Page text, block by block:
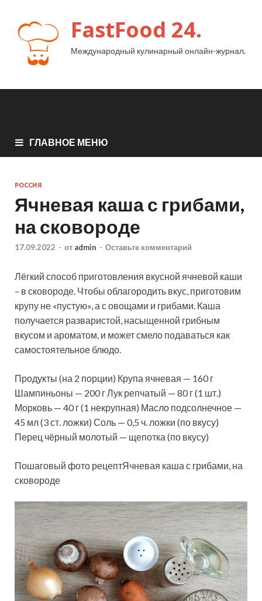
FastFood 24.
Международный кулинарный онлайн-журнал.
ГЛАВНОЕ МЕНЮ
РОССИЯ
Ячневая каша с грибами,
на сковороде
17.09.2022 - от admin - Оставьте комментарий
Лёгкий способ приготовления вкусной ячневой каши
– в сковороде. Чтобы облагородить вкус, приготовим
крупу не «пустую», а с овощами и грибами. Каша
получается разваристой, насыщенной грибным
вкусом и ароматом, и может смело подаваться как
самостоятельное блюдо.
Продукты (на 2 порции) Крупа ячневая — 160 г
Шампиньоны — 200 г Лук репчатый — 80 г (1 шт.)
Морковь — 40 г (1 некрупная) Масло подсолнечное —
45 мл (3 ст. ложки) Соль — 0,5 ч. ложки (по вкусу)
Перец чёрный молотый — щепотка (по вкусу)
Пошаговый фото рецептЯчневая каша с грибами, на
сковороде